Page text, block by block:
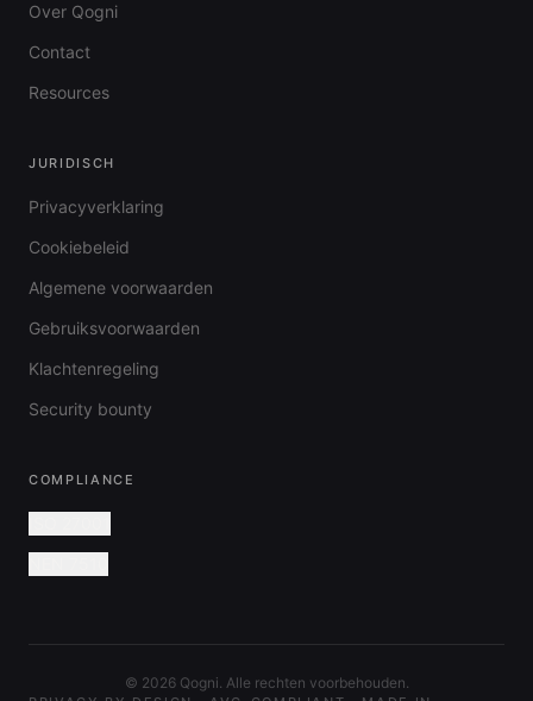
Over Qogni
Contact
Resources
JURIDISCH
Privacyverklaring
Cookiebeleid
Algemene voorwaarden
Gebruiksvoorwaarden
Klachtenregeling
Security bounty
COMPLIANCE
© 2026Qogni. Alle rechten voorbehouden.